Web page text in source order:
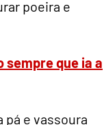
poeira e
sempre que ia a
pá e vassoura